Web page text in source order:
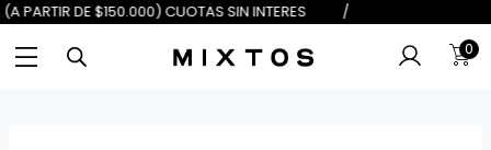
$100.000) 6 (A PARTIR DE
0